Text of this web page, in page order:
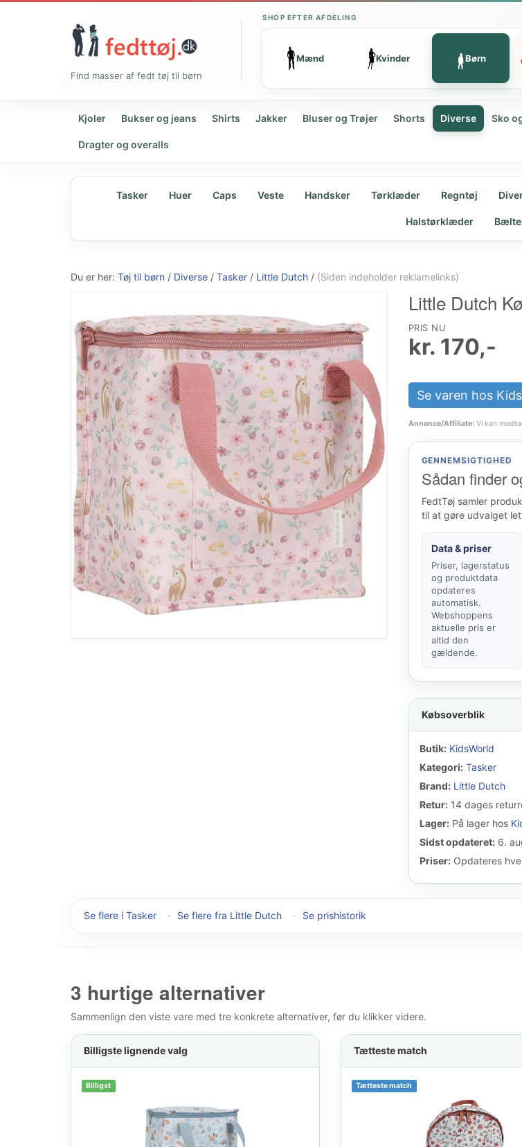
Find masser af fedt tøj til børn
SHOP EFTER AFDELING
Mænd Kvinder Børn
Kjoler Bukser og jeans Shirts Jakker Bluser og Trøjer Shorts Diverse Sko
Dragter og overalls
Tasker Huer Caps Veste Handsker Tørklæder Regntøj
Halstørklæder
Du er her: Tøj til børn / Diverse / Tasker / Little Dutch / (Siden indeholder reklamelinks)
Little Dutch
PRIS NU
kr. 170,-
Se varen hos
Annonce/Affiliate:Vi kan
GENNEMSIGTIGHED
Sådan finder
FedtTøj samler
til at gøre udvalget
Data & priser
Priser, lagerstatus
og produktdata
opdateres
automatisk.
Webshoppens
aktuelle pris er
altid den
gældende.
Købsoverblik
Butik: KidsWorld
Kategori: Tasker
Brand: Little Dutch
Retur:14 dages
Lager:På lager hos
Sidst opdateret:6.
Priser:Opdateres
Se flere i Tasker · Se flere fra Little Dutch · Se prishistorik
3 hurtige alternativer
Sammenlign den viste vare med tre konkrete alternativer, før du klikker videre.
Billigste lignende valg
Billigst
Tætteste match
Tætteste match